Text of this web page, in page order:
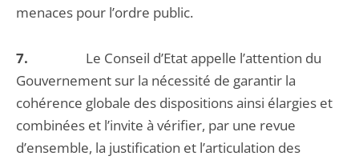
menaces pour l’ordre public.
7. Le Conseil d’Etat appelle l’attention du
Gouvernement sur la nécessité de garantir la
cohérence globale des dispositions ainsi élargies et
combinées et l’invite à vérifier, par une revue
d’ensemble, la justification et l’articulation des